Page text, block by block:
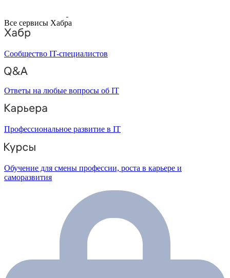
Все сервисы Хабра
Сообщество IT-специалистов
Ответы на любые вопросы об IT
Профессиональное развитие в IT
Обучение для смены профессии, роста в карьере и
саморазвития